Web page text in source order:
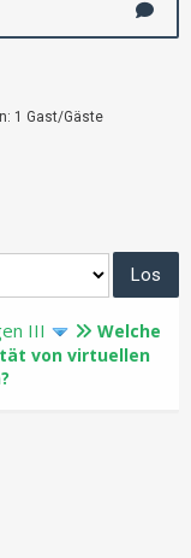
1 Gast/Gäste
III
Welche
von virtuellen